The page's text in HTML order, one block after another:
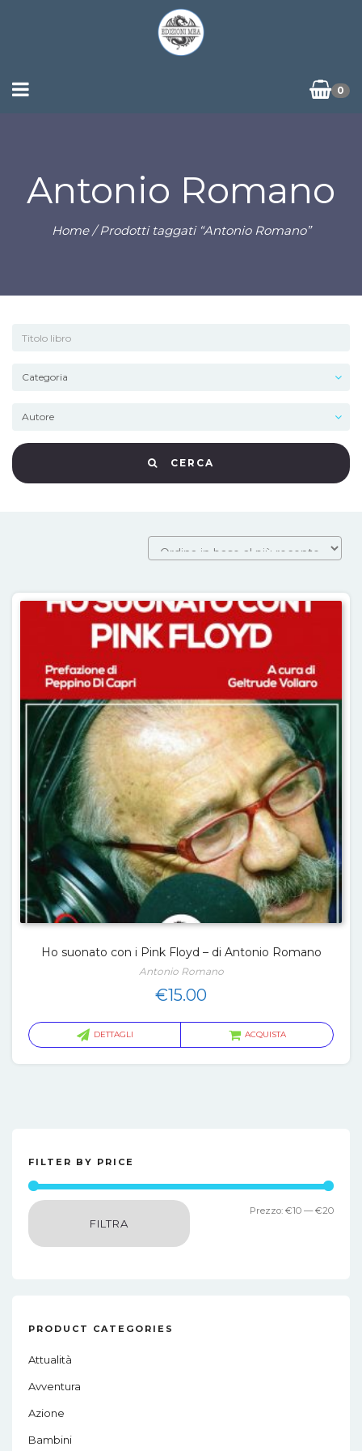
0
Antonio Romano
Home/ Prodotti taggati “Antonio Romano”
CERCA
Ho suonato con i Pink Floyd – di Antonio Romano
Antonio Romano
€15.00
DETTAGLI ACQUISTA
FILTER BY PRICE
FILTRA
Prezzo: €10 —€20
PRODUCT CATEGORIES
Attualità
Avventura
Azione
Bambini